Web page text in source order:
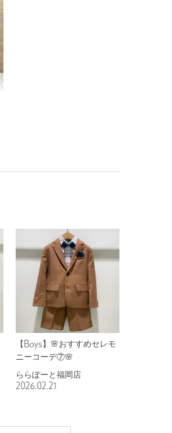
【Boys】🌸おすすめセレモ
ニーコーデ⑦🌸
ららぽーと福岡店
2026.02.21